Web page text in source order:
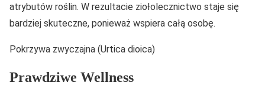
atrybutów roślin. W rezultacie ziołolecznictwo staje się
bardziej skuteczne, ponieważ wspiera całą osobę.
Pokrzywa zwyczajna (Urtica dioica)
Prawdziwe Wellness